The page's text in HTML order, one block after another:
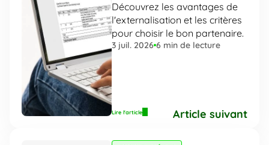
Découvrez les avantages de
l'externalisation et les critères
pour choisir le bon partenaire.
3 juil. 2026 6 min de lecture
Lire l'article Article suivant